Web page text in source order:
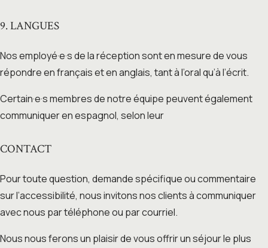
9. LANGUES
Nos employé·e·s de la réception sont en mesure de vous
répondre en français et en anglais, tant à l’oral qu’à l’écrit.
Certain·e·s membres de notre équipe peuvent également
communiquer en espagnol, selon leur
CONTACT
Pour toute question, demande spécifique ou commentaire
sur l’accessibilité, nous invitons nos clients à communiquer
avec nous par téléphone ou par courriel.
Nous nous ferons un plaisir de vous offrir un séjour le plus